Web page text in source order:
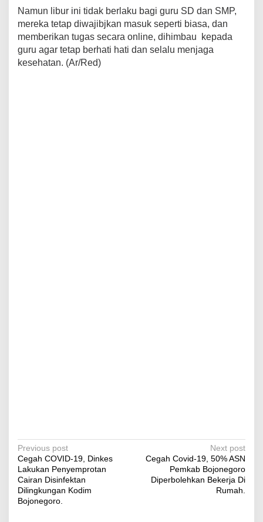
Namun libur ini tidak berlaku bagi guru SD dan SMP,
mereka tetap diwajibjkan masuk seperti biasa, dan
memberikan tugas secara online, dihimbau kepada
guru agar tetap berhati hati dan selalu menjaga
kesehatan. (Ar/Red)
P
o
s
t
Previous post
Cegah COVID-19, Dinkes
Lakukan Penyemprotan
Cairan Disinfektan
Dilingkungan Kodim
Bojonegoro.
Next post
Cegah Covid-19, 50% ASN
Pemkab Bojonegoro
Diperbolehkan Bekerja Di
Rumah.